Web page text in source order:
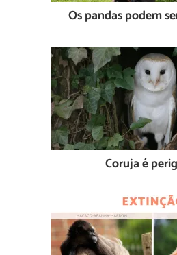
Os pandas podem
Coruja é